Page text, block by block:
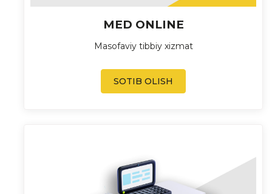
MED ONLINE
Masofaviy tibbiy xizmat
SOTIB OLISH